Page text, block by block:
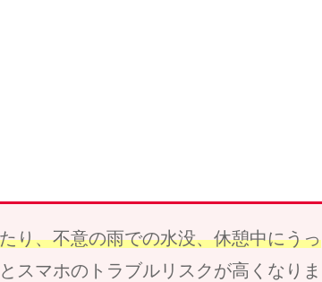
たり、不意の雨での水没、休憩中にうっ
スマホのトラブルリスクが高くなりま